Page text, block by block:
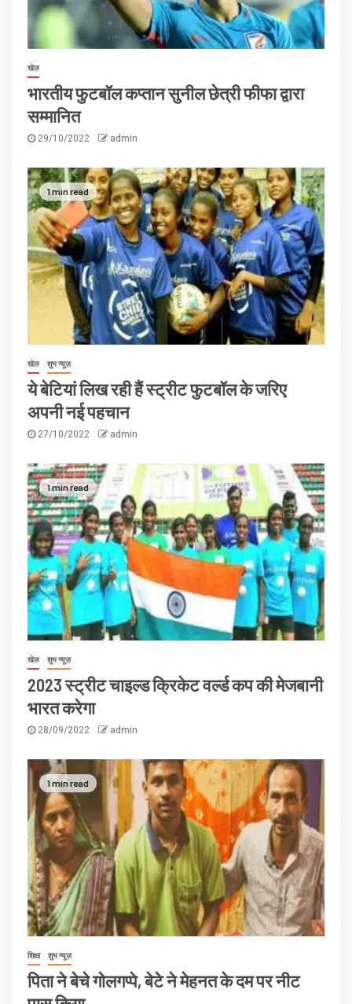
खेल
भारतीय फुटबॉल कप्तान सुनील छेत्री फीफा द्वारा
सम्मानित
29/10/2022 admin
1 min read
खेल शुभ न्यूज़
ये बेटियां लिख रही हैं स्ट्रीट फुटबॉल के जरिए
अपनी नई पहचान
27/10/2022 admin
1 min read
खेल शुभ न्यूज़
2023 स्ट्रीट चाइल्ड क्रिकेट वर्ल्ड कप की मेजबानी
भारत करेगा
28/09/2022 admin
1 min read
शिक्षा शुभ न्यूज़
पिता ने बेचे गोलगप्पे, बेटे ने मेहनत के दम पर नीट